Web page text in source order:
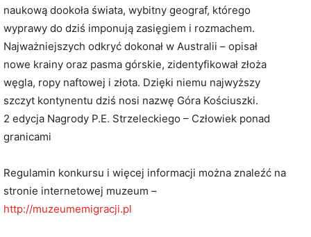
naukową dookoła świata, wybitny geograf, którego
wyprawy do dziś imponują zasięgiem i rozmachem.
Najważniejszych odkryć dokonał w Australii – opisał
nowe krainy oraz pasma górskie, zidentyfikował złoża
węgla, ropy naftowej i złota. Dzięki niemu najwyższy
szczyt kontynentu dziś nosi nazwę Góra Kościuszki.
2 edycja Nagrody P.E. Strzeleckiego – Człowiek ponad
granicami
Regulamin konkursu i więcej informacji można znaleźć na
stronie internetowej muzeum –
http://muzeumemigracji.pl